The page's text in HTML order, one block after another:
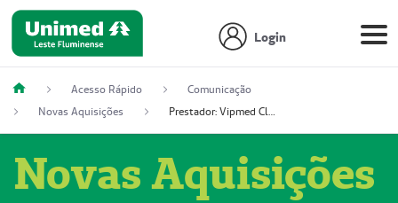
Login
Acesso Rápido
Comunicação
Novas Aquisições
Prestador: Vipmed Clínica Geral Ltda, 51004349-0 (Nome Fantasia: Policlínica Master)
Novas Aquisições